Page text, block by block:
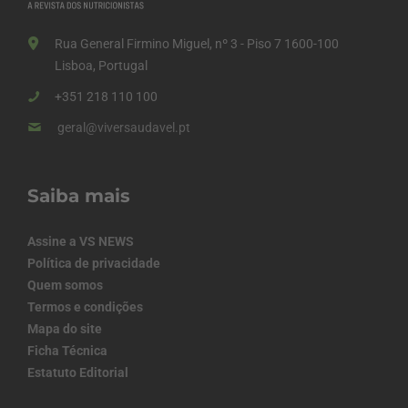
Rua General Firmino Miguel, nº 3 - Piso 7 1600-100
Lisboa, Portugal
+351 218 110 100
geral@viversaudavel.pt
Saiba mais
Assine a VS NEWS
Política de privacidade
Quem somos
Termos e condições
Mapa do site
Ficha Técnica
Estatuto Editorial